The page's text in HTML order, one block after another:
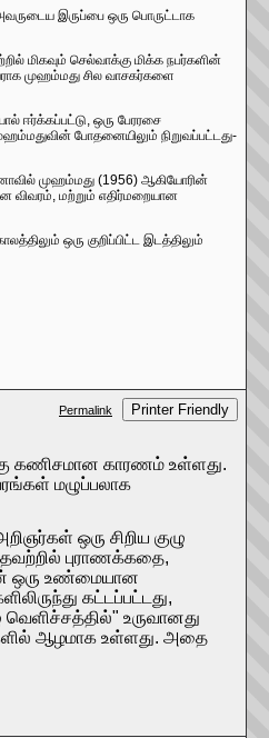
இருப்பை ஒரு பொருட்டாக
மிகவும் செல்வாக்கு மிக்க நபர்களின்
முஹம்மது சில வாசகர்களை
ஈர்க்கப்பட்டு, ஒரு பேரரசை
போதனையிலும் நிறுவப்பட்டது-
முஹம்மது (1956) ஆகியோரின்
விவரம், மற்றும் எதிர்மறையான
ஒரு குறிப்பிட்ட இடத்திலும்
Permalink Printer Friendly
கணிசமான காரணம் உள்ளது.
மழுப்பலாக
ஒரு சிறிய குழு
புராணக்கதை,
ஒரு உண்மையான
கட்டப்பட்டது,
உருவானது
ஆழமாக உள்ளது. அதை